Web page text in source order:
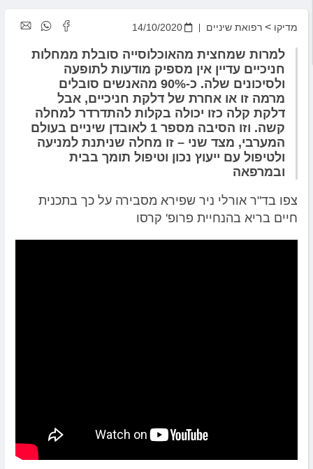
מדיקו > רפואת שיניים 14/10/2020
למרות שמחצית מהאוכלוסייה סובלת ממחלות
חניכיים עדיין אין מספיק מודעות לתופעה
ולסיכונים שלה. כ-90% מהאנשים סובלים
מרמה זו או אחרת של דלקת חניכיים, אבל
דלקת קלה כזו יכולה בקלות להתדרדר למחלה
קשה. וזו הסיבה מספר 1 לאובדן שיניים בעולם
המערבי, מצד שני – זו מחלה שניתנת למניעה
ולטיפול עם ייעוץ נכון וטיפול תומך בבית
ובמרפאה
צפו בד"ר אורלי ניר שפירא מסבירה על כך בתכנית
חיים בריא בהנחיית פרופ' קרסו